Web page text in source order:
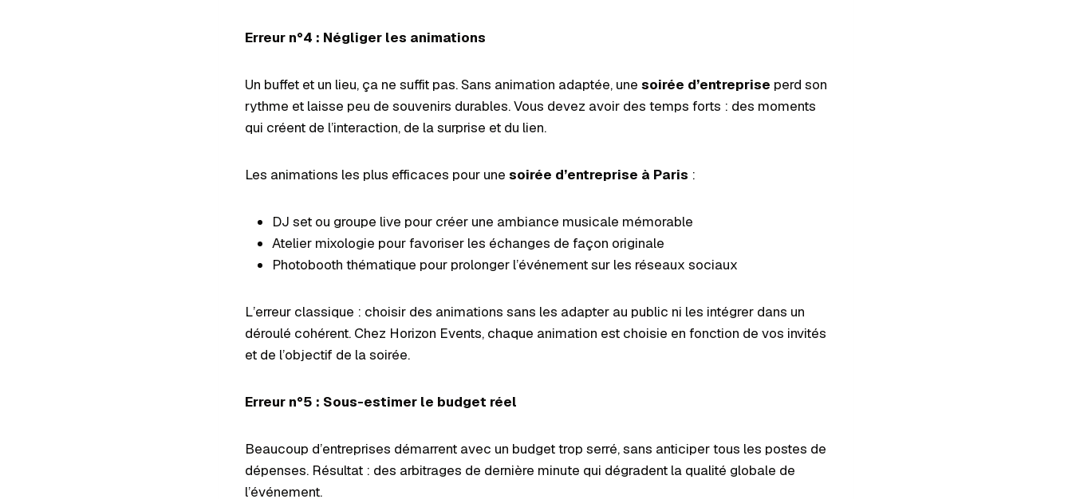
Erreur n°4 : Négliger les animations
Un buffet et un lieu, ça ne suffit pas. Sans animation adaptée, une soirée d’entreprise perd son
rythme et laisse peu de souvenirs durables. Vous devez avoir des temps forts : des moments
qui créent de l’interaction, de la surprise et du lien.
Les animations les plus efficaces pour une soirée d’entreprise à Paris :
DJ set ou groupe live pour créer une ambiance musicale mémorable
Atelier mixologie pour favoriser les échanges de façon originale
Photobooth thématique pour prolonger l’événement sur les réseaux sociaux
L’erreur classique : choisir des animations sans les adapter au public ni les intégrer dans un
déroulé cohérent. Chez Horizon Events, chaque animation est choisie en fonction de vos invités
et de l’objectif de la soirée.
Erreur n°5 : Sous-estimer le budget réel
Beaucoup d’entreprises démarrent avec un budget trop serré, sans anticiper tous les postes de
dépenses. Résultat : des arbitrages de dernière minute qui dégradent la qualité globale de
l’événement.